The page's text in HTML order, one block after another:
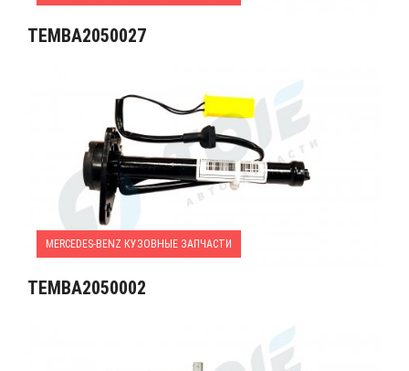
TEMBA2050027
MERCEDES-BENZ КУЗОВНЫЕ ЗАПЧАСТИ
TEMBA2050002